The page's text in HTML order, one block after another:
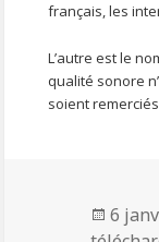
français, les
L’autre est le
qualité sonore
soient
6